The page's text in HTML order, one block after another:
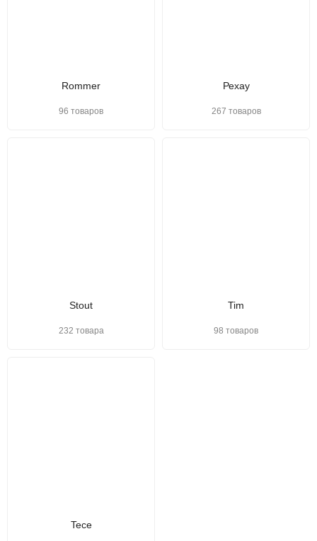
Rommer
96 товаров
Рехау
267 товаров
Stout
232 товара
Tim
98 товаров
Tece